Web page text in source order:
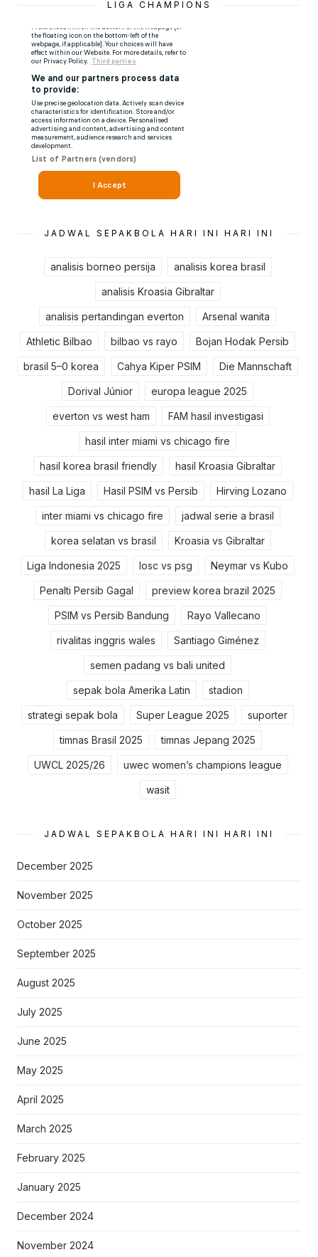
LIGA CHAMPIONS
JADWAL SEPAKBOLA HARI INI HARI INI
analisis borneo persija analisis korea brasil
analisis Kroasia Gibraltar
analisis pertandingan everton Arsenal wanita
Athletic Bilbao bilbao vs rayo Bojan Hodak Persib
brasil 5–0 korea Cahya Kiper PSIM Die Mannschaft
Dorival Júnior europa league 2025
everton vs west ham FAM hasil investigasi
hasil inter miami vs chicago fire
hasil korea brasil friendly hasil Kroasia Gibraltar
hasil La Liga Hasil PSIM vs Persib Hirving Lozano
inter miami vs chicago fire jadwal serie a brasil
korea selatan vs brasil Kroasia vs Gibraltar
Liga Indonesia 2025 losc vs psg Neymar vs Kubo
Penalti Persib Gagal preview korea brazil 2025
PSIM vs Persib Bandung Rayo Vallecano
rivalitas inggris wales Santiago Giménez
semen padang vs bali united
sepak bola Amerika Latin stadion
strategi sepak bola Super League 2025 suporter
timnas Brasil 2025 timnas Jepang 2025
UWCL 2025/26 uwec women’s champions league
wasit
JADWAL SEPAKBOLA HARI INI HARI INI
December 2025
November 2025
October 2025
September 2025
August 2025
July 2025
June 2025
May 2025
April 2025
March 2025
February 2025
January 2025
December 2024
November 2024